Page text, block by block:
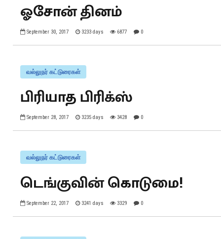
ஓசோன் தினம்
September 30, 2017 3233 days 6877 0
வல்லுநர் கட்டுரைகள்
பிரியாத பிரிக்ஸ்
September 28, 2017 3235 days 3428 0
வல்லுநர் கட்டுரைகள்
டெங்குவின் கொடுமை!
September 22, 2017 3241 days 3329 0